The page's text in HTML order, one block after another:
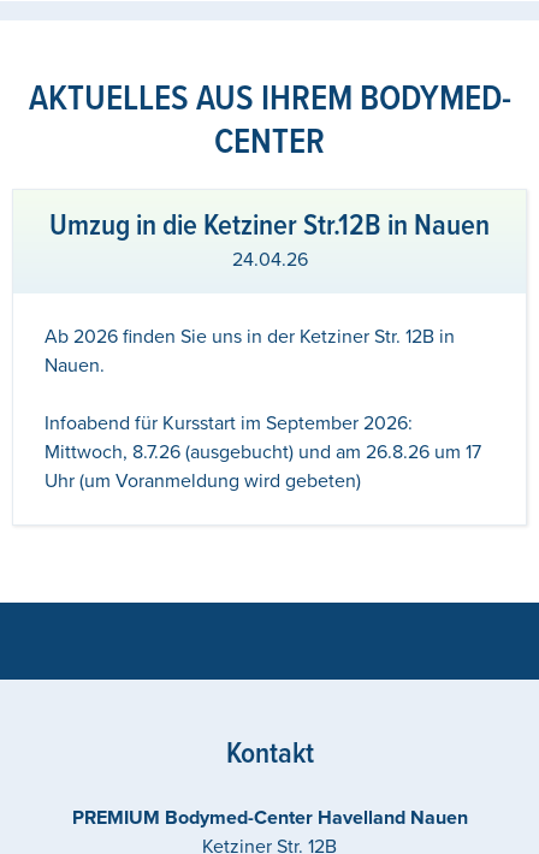
AKTUELLES AUS IHREM BODYMED-
CENTER
Umzug in die Ketziner Str.12B in Nauen
24.04.26
Ab 2026 finden Sie uns in der Ketziner Str. 12B in
Nauen.
Infoabend für Kursstart im September 2026:
Mittwoch, 8.7.26 (ausgebucht) und am 26.8.26 um 17
Uhr (um Voranmeldung wird gebeten)
Kontakt
PREMIUM Bodymed-Center Havelland Nauen
Ketziner Str. 12B